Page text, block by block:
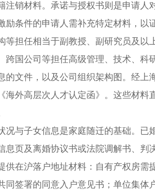
注销材料。承诺与授权书则是申请人
条件的申请人需补充特定材料，以
等担任相当于副教授、副研究员及以
跨国公司等担任高级管理、技术、科
的文件，以及公司组织架构图。经上
海外高层次人才认定函》。这些材
与子女信息是家庭随迁的基础。已
息页及离婚协议书或法院调解书、
供在沪落户地址材料：自有产权房
同签署的同意入户意见书；单位集体